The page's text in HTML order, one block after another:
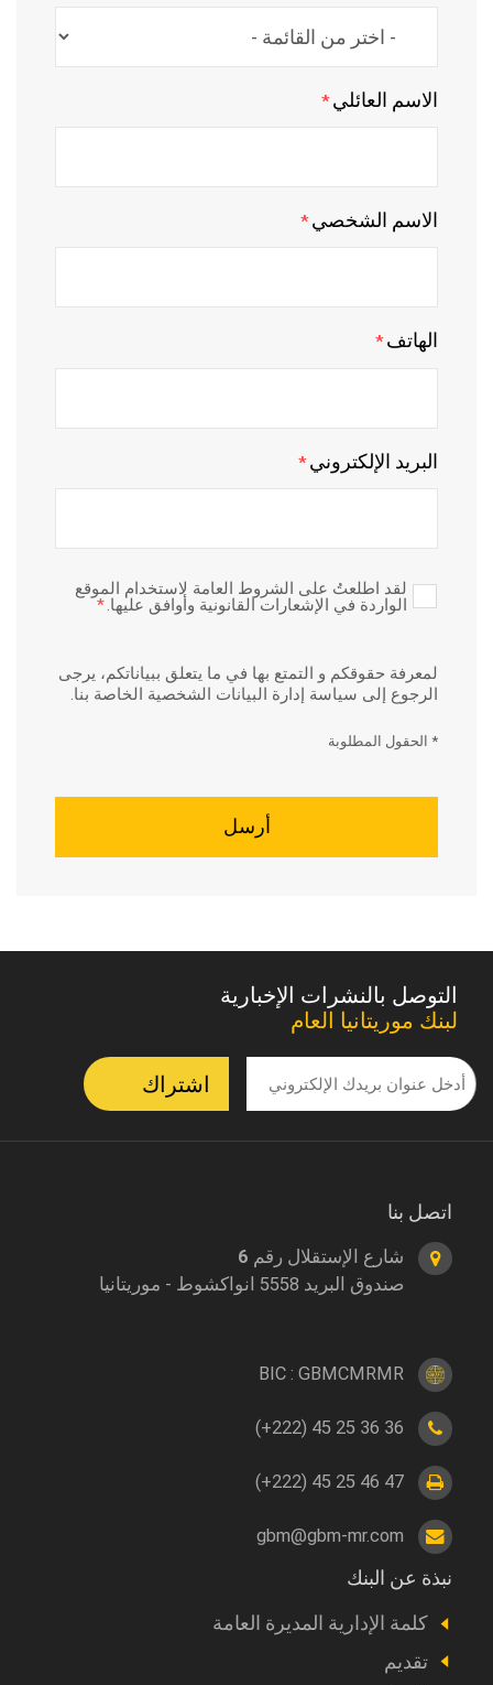
الاسم العائلي*
الاسم الشخصي*
الهاتف*
البريد الإلكتروني*
لقد اطلعتُ على الشروط العامة لاستخدام الموقع
الواردة في الإشعارات القانونية وأوافق عليها. *
لمعرفة حقوقكم و التمتع بها في ما يتعلق ببياناتكم، يرجى
الرجوع إلى سياسة إدارة البيانات الشخصية الخاصة بنا.
* الحقول المطلوبة
التوصل بالنشرات الإخبارية
لبنك موريتانيا العام
اتصل بنا
شارع الإستقلال رقم 6
صندوق البريد 5558 انواكشوط - موريتانيا
BIC : GBMCMRMR
(+222) 45 25 36 36
(+222) 45 25 46 47
gbm@gbm-mr.com
Footer
a
propos
نبذة عن البنك
كلمة الإدارية المديرة العامة
تقديم